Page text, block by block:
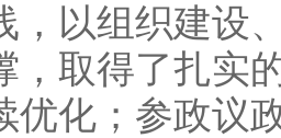
，以组织建设
，取得了扎实
优化；参政议